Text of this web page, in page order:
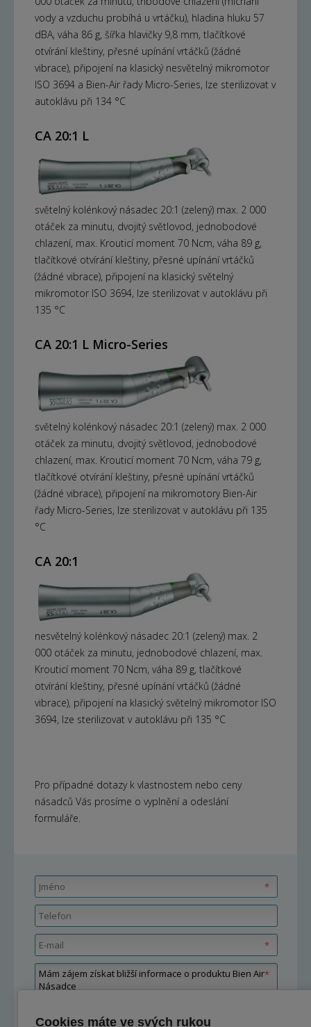
vody a vzduchu probíhá u vrtáčku), hladina hluku 57
dBA, váha 86 g, šířka hlavičky 9,8 mm, tlačítkové
otvírání kleštiny, přesné upínání vrtáčků (žádné
vibrace), připojení na klasický nesvětelný mikromotor
ISO 3694 a Bien-Air řady Micro-Series, lze sterilizovat v
autoklávu při 134 °C
CA 20:1 L
světelný kolénkový násadec 20:1 (zelený) max. 2 000
otáček za minutu, dvojitý světlovod, jednobodové
chlazení, max. Krouticí moment 70 Ncm, váha 89 g,
tlačítkové otvírání kleštiny, přesné upínání vrtáčků
(žádné vibrace), připojení na klasický světelný
mikromotor ISO 3694, lze sterilizovat v autoklávu při
135 °C
CA 20:1 L Micro-Series
světelný kolénkový násadec 20:1 (zelený) max. 2 000
otáček za minutu, dvojitý světlovod, jednobodové
chlazení, max. Krouticí moment 70 Ncm, váha 79 g,
tlačítkové otvírání kleštiny, přesné upínání vrtáčků
(žádné vibrace), připojení na mikromotory Bien-Air
řady Micro-Series, lze sterilizovat v autoklávu při 135
°C
CA 20:1
nesvětelný kolénkový násadec 20:1 (zelený) max. 2
000 otáček za minutu, jednobodové chlazení, max.
Krouticí moment 70 Ncm, váha 89 g, tlačítkové
otvírání kleštiny, přesné upínání vrtáčků (žádné
vibrace), připojení na klasický světelný mikromotor ISO
3694, lze sterilizovat v autoklávu při 135 °C
Pro případné dotazy k vlastnostem nebo ceny
násadců Vás prosíme o vyplnění a odeslání
formuláře.
Cookies máte ve svých rukou